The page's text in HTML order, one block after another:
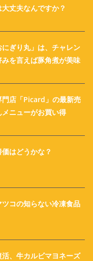
丈夫なんですか？
ぎり丸」は、チャレン
を言えば豚角煮が美味
店「Picard」の最新売
メニューがお買い得
はどうかな？
コの知らない冷凍食品
、牛カルビマヨネーズ